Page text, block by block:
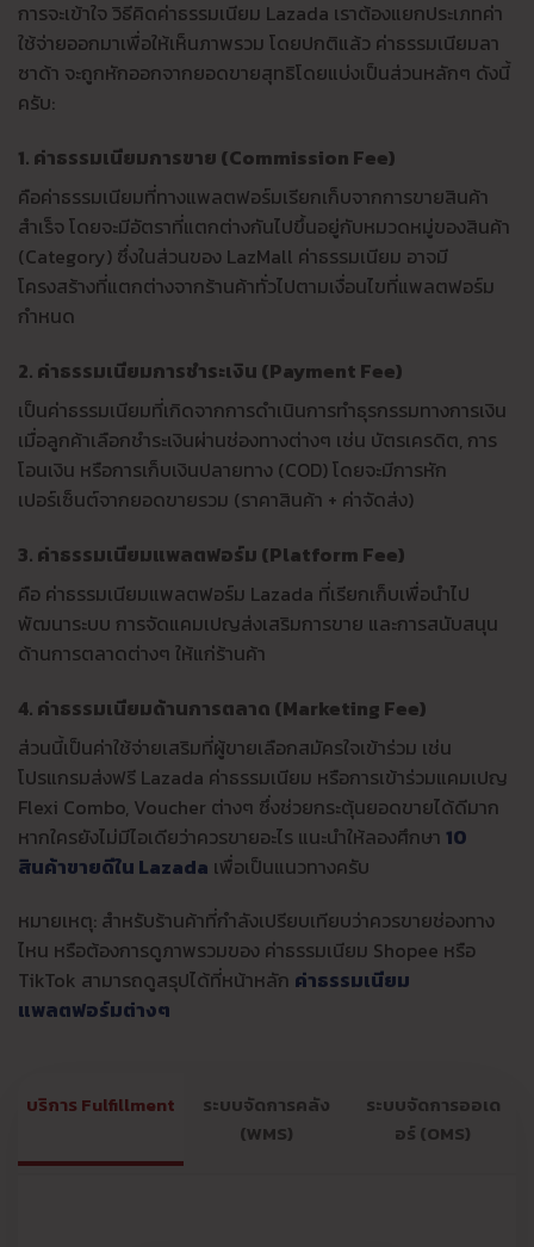
การจะเข้าใจ วิธีคิดค่าธรรมเนียม Lazada เราต้องแยกประเภทค่า
ใช้จ่ายออกมาเพื่อให้เห็นภาพรวม โดยปกติแล้ว ค่าธรรมเนียมลา
ซาด้า จะถูกหักออกจากยอดขายสุทธิโดยแบ่งเป็นส่วนหลักๆ ดังนี้
ครับ:
1. ค่าธรรมเนียมการขาย (Commission Fee)
คือค่าธรรมเนียมที่ทางแพลตฟอร์มเรียกเก็บจากการขายสินค้า
สำเร็จ โดยจะมีอัตราที่แตกต่างกันไปขึ้นอยู่กับหมวดหมู่ของสินค้า
(Category) ซึ่งในส่วนของ LazMall ค่าธรรมเนียม อาจมี
โครงสร้างที่แตกต่างจากร้านค้าทั่วไปตามเงื่อนไขที่แพลตฟอร์ม
กำหนด
2. ค่าธรรมเนียมการชำระเงิน (Payment Fee)
เป็นค่าธรรมเนียมที่เกิดจากการดำเนินการทำธุรกรรมทางการเงิน
เมื่อลูกค้าเลือกชำระเงินผ่านช่องทางต่างๆ เช่น บัตรเครดิต, การ
โอนเงิน หรือการเก็บเงินปลายทาง (COD) โดยจะมีการหัก
เปอร์เซ็นต์จากยอดขายรวม (ราคาสินค้า + ค่าจัดส่ง)
3. ค่าธรรมเนียมแพลตฟอร์ม (Platform Fee)
คือ ค่าธรรมเนียมแพลตฟอร์ม Lazada ที่เรียกเก็บเพื่อนำไป
พัฒนาระบบ การจัดแคมเปญส่งเสริมการขาย และการสนับสนุน
ด้านการตลาดต่างๆ ให้แก่ร้านค้า
4. ค่าธรรมเนียมด้านการตลาด (Marketing Fee)
ส่วนนี้เป็นค่าใช้จ่ายเสริมที่ผู้ขายเลือกสมัครใจเข้าร่วม เช่น
โปรแกรมส่งฟรี Lazada ค่าธรรมเนียม หรือการเข้าร่วมแคมเปญ
Flexi Combo, Voucher ต่างๆ ซึ่งช่วยกระตุ้นยอดขายได้ดีมาก
หากใครยังไม่มีไอเดียว่าควรขายอะไร แนะนำให้ลองศึกษา 10
สินค้าขายดีใน Lazada เพื่อเป็นแนวทางครับ
หมายเหตุ: สำหรับร้านค้าที่กำลังเปรียบเทียบว่าควรขายช่องทาง
ไหน หรือต้องการดูภาพรวมของ ค่าธรรมเนียม Shopee หรือ
TikTok สามารถดูสรุปได้ที่หน้าหลัก ค่าธรรมเนียม
แพลตฟอร์มต่างๆ
บริการ Fulfillment
ระบบจัดการคลัง
(WMS)
ระบบจัดการออเด
อร์ (OMS)